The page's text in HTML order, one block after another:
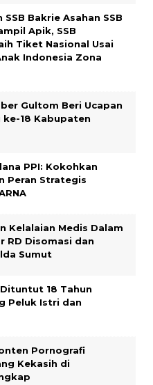
Bakrie Asahan SSB
Apik, SSB
Tiket Nasional Usai
Indonesia Zona
Gultom Beri Ucapan
ke-18 Kabupaten
PPI: Kokohkan
Peran Strategis
Kelalaian Medis Dalam
RD Disomasi dan
Sumut
18 Tahun
Peluk Istri dan
Pornografi
Kekasih di